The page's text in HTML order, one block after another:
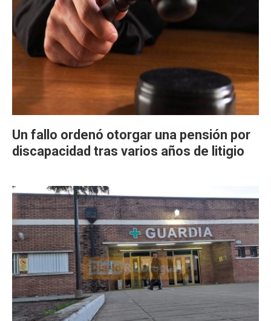
Un fallo ordenó otorgar una pensión por
discapacidad tras varios años de litigio